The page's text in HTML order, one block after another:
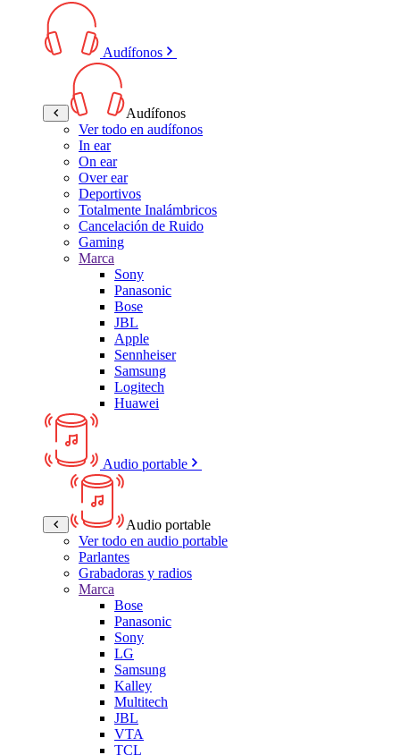
Audífonos
Audífonos
Ver todo en audífonos
In ear
On ear
Over ear
Deportivos
Totalmente Inalámbricos
Cancelación de Ruido
Gaming
Marca
Sony
Panasonic
Bose
JBL
Apple
Sennheiser
Samsung
Logitech
Huawei
Audio portable
Audio portable
Ver todo en audio portable
Parlantes
Grabadoras y radios
Marca
Bose
Panasonic
Sony
LG
Samsung
Kalley
Multitech
JBL
VTA
TCL